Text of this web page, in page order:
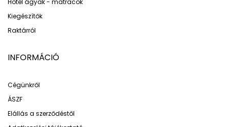
Kiegészítők
Raktárról
INFORMÁCIÓ
Cégünkről
ÁSZF
Elállás a szerződéstől